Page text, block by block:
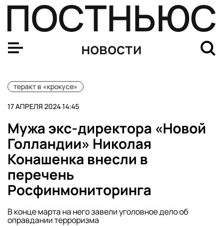
новости
теракт в «крокусе»
17 АПРЕЛЯ 2024 14:45
Мужа экс-директора «Новой
Голландии» Николая
Конашенка внесли в
перечень
Росфинмониторинга
В конце марта на него завели уголовное дело об
оправдании терроризма
СК заявил о возможной связи напавших на «Крокус»